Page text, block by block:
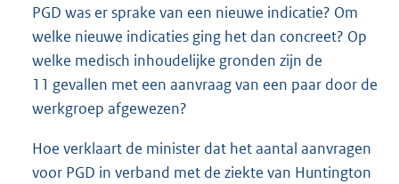
PGD was er sprake van een nieuwe indicatie? Om
welke nieuwe indicaties ging het dan concreet? Op
welke medisch inhoudelijke gronden zijn de
11 gevallen met een aanvraag van een paar door de
werkgroep afgewezen?
Hoe verklaart de minister dat het aantal aanvragen
voor PGD in verband met de ziekte van Huntington